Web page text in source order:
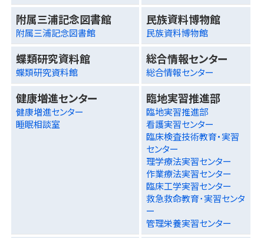
附属三浦記念図書館
附属三浦記念図書館
民族資料博物館
民族資料博物館
蝶類研究資料館
蝶類研究資料館
総合情報センター
総合情報センター
健康増進センター
健康増進センター
睡眠相談室
臨地実習推進部
臨地実習推進部
看護実習センター
臨床検査技術教育・実習
センター
理学療法実習センター
作業療法実習センター
臨床工学実習センター
救急救命教育･実習センタ
ー
管理栄養実習センター